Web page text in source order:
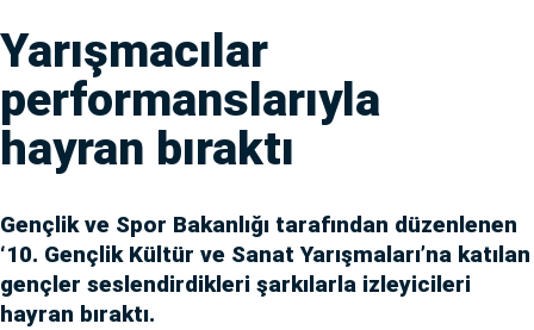
Yarışmacılar
performanslarıyla
hayran bıraktı
Gençlik ve Spor Bakanlığı tarafından düzenlenen
‘10. Gençlik Kültür ve Sanat Yarışmaları’na katılan
gençler seslendirdikleri şarkılarla izleyicileri
hayran bıraktı.